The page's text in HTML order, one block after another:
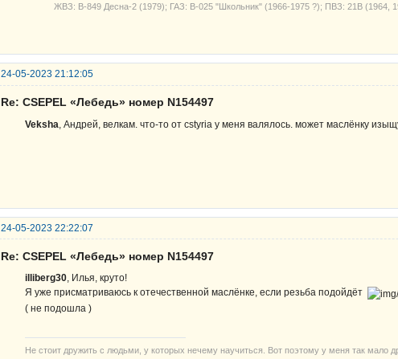
ЖВЗ: В-849 Десна-2 (1979); ГАЗ: В-025 "Школьник" (1966-1975 ?); ПВЗ: 21В (1964,
24-05-2023 21:12:05
Re: CSEPEL «Лебедь» номер N154497
Veksha , Андрей, велкам. что-то от сstyria у меня валялось. может маслёнку
24-05-2023 22:22:07
Re: CSEPEL «Лебедь» номер N154497
illiberg30, Илья, круто!
Я уже присматриваюсь к отечественной маслёнке, если резьба подойдёт
( не подошла )
Не стоит дружить с людьми, у которых нечему научиться. Вот поэтому у меня так мало